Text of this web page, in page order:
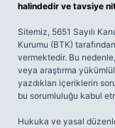
halindedir ve tavsiye
Sitemiz, 5651 Sayılı
Kurumu (BTK)
vermektedir. Bu
veya araştırma
yazdıkları içeriklerin
bu sorumluluğu kabul
Hukuka ve yasal